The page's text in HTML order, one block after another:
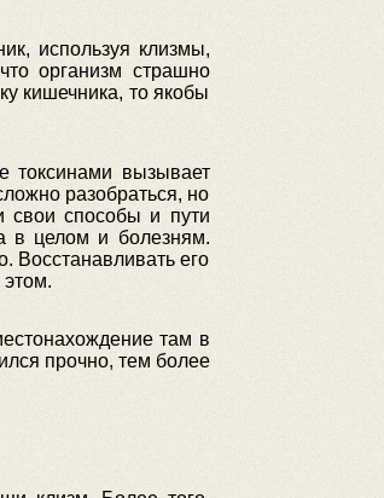
используя клизмы,
организм страшно
кишечника, то якобы
токсинами вызывает
разобраться, но
свои способы и пути
в целом и болезням.
его
там в
прочно, тем более